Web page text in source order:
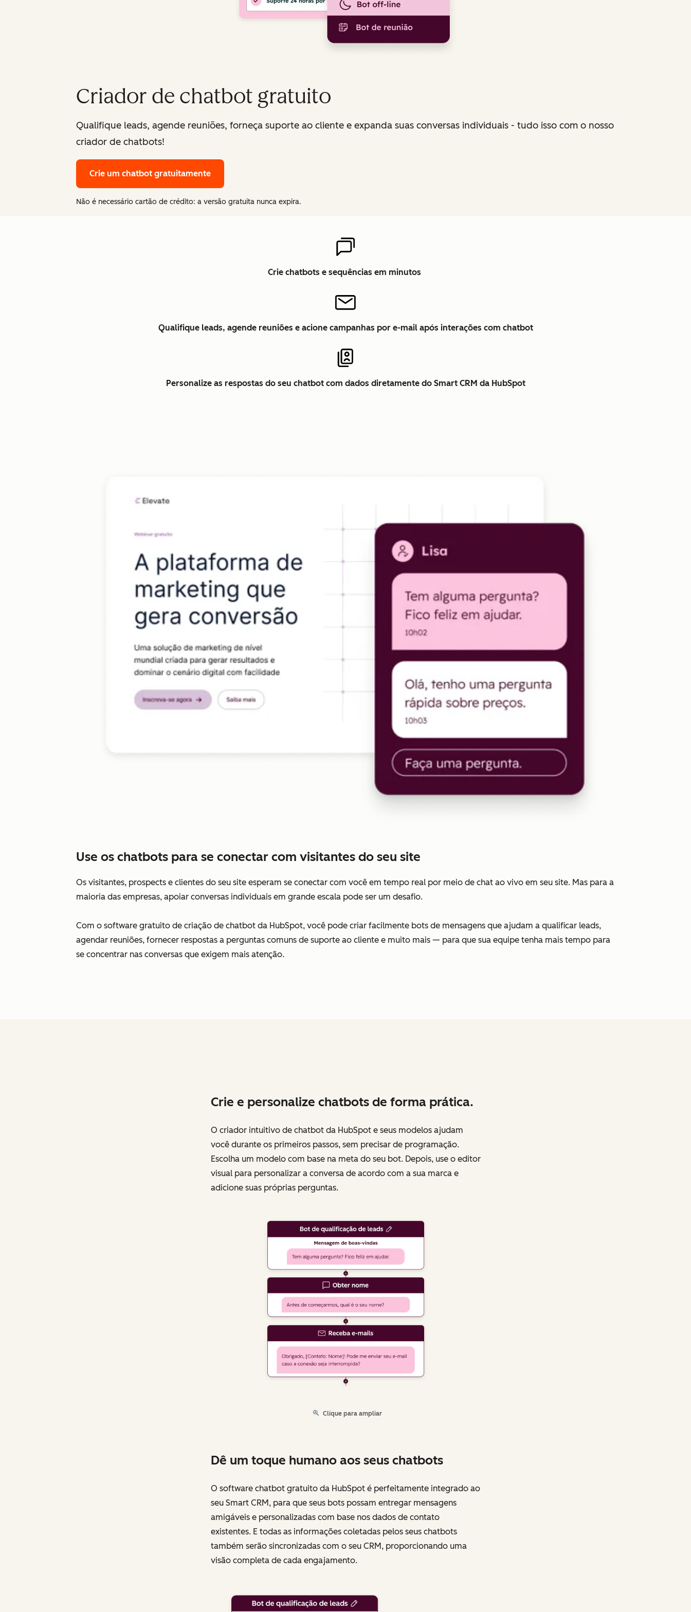
Criador de chatbot gratuito
Qualifique leads, agende reuniões, forneça suporte ao cliente e expanda suas conversas individuais - tudo isso com o nosso
criador de chatbots!
Crie um chatbot gratuitamente
Não é necessário cartão de crédito: a versão gratuita nunca expira.
Crie chatbots e sequências em minutos
Qualifique leads, agende reuniões e acione campanhas por e-mail após interações com chatbot
Personalize as respostas do seu chatbot com dados diretamente do Smart CRM da HubSpot
Use os chatbots para se conectar com visitantes do seu site
Os visitantes, prospects e clientes do seu site esperam se conectar com você em tempo real por meio de chat ao vivo em seu site. Mas para a
maioria das empresas, apoiar conversas individuais em grande escala pode ser um desafio.
Com o software gratuito de criação de chatbot da HubSpot, você pode criar facilmente bots de mensagens que ajudam a qualificar leads,
agendar reuniões, fornecer respostas a perguntas comuns de suporte ao cliente e muito mais — para que sua equipe tenha mais tempo para
se concentrar nas conversas que exigem mais atenção.
Crie e personalize chatbots de forma prática.
O criador intuitivo de chatbot da HubSpot e seus modelos ajudam
você durante os primeiros passos, sem precisar de programação.
Escolha um modelo com base na meta do seu bot. Depois, use o editor
visual para personalizar a conversa de acordo com a sua marca e
adicione suas próprias perguntas.
Clique para ampliar
Dê um toque humano aos seus chatbots
O software chatbot gratuito da HubSpot é perfeitamente integrado ao
seu Smart CRM, para que seus bots possam entregar mensagens
amigáveis ​​e personalizadas com base nos dados de contato
existentes. E todas as informações coletadas pelos seus chatbots
também serão sincronizadas com o seu CRM, proporcionando uma
visão completa de cada engajamento.